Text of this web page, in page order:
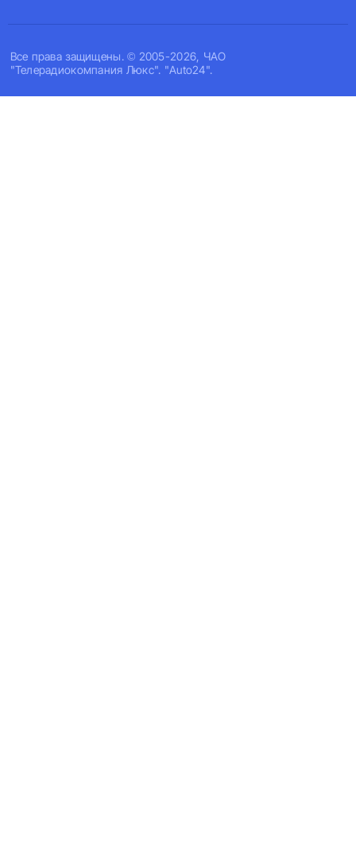
Все права защищены. © 2005-2026, ЧАО
"Телерадиокомпания Люкс". "Auto24".